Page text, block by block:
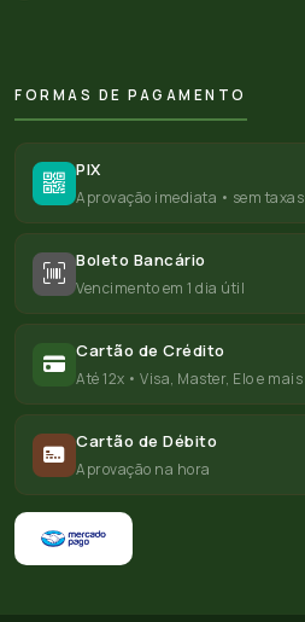
FORMAS DE PAGAMENTO
PIX
Aprovação imediata • sem taxas
Boleto Bancário
Vencimento em 1 dia útil
Cartão de Crédito
Até 12x • Visa, Master, Elo e mais
Cartão de Débito
Aprovação na hora